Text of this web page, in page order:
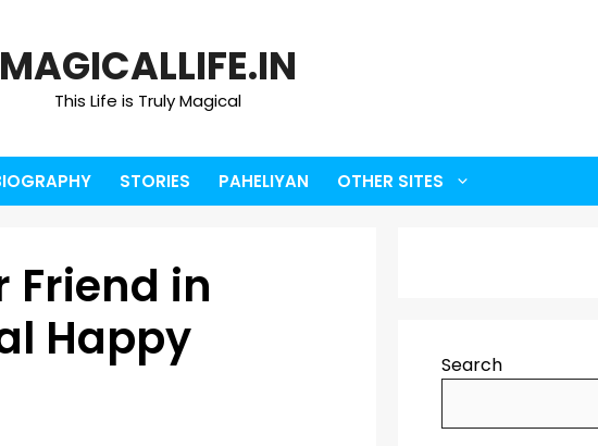
MAGICALLIFE.IN
This Life is Truly Magical
STORIES PAHELIYAN OTHER SITES
Friend in
Happy
Search